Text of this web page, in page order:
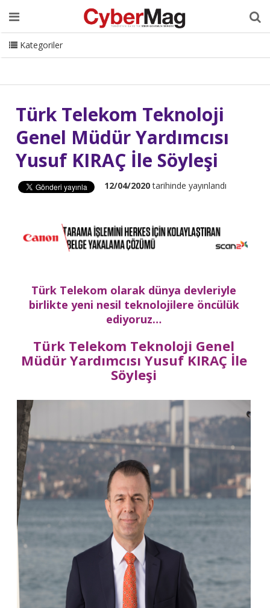
Ana Sayfa Hakkımızda Dergi Editörden
Danışmanlık
ISC Turkey Sizden Gelenler
İletişim
CyberMag Logo
Kategoriler
Türk Telekom Teknoloji
Genel Müdür Yardımcısı
Yusuf KIRAÇ İle Söyleşi
12/04/2020tarihinde yayınlandı
Türk Telekom olarak dünya devleriyle
birlikte yeni nesil teknolojilere öncülük
ediyoruz…
Türk Telekom Teknoloji Genel
Müdür Yardımcısı Yusuf KIRAÇ İle
Söyleşi